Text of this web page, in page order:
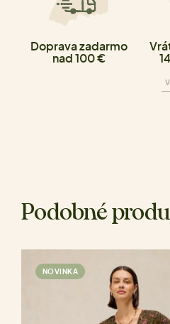
Doprava zadarmo
nad 100 €
Podobné
NOVINKA